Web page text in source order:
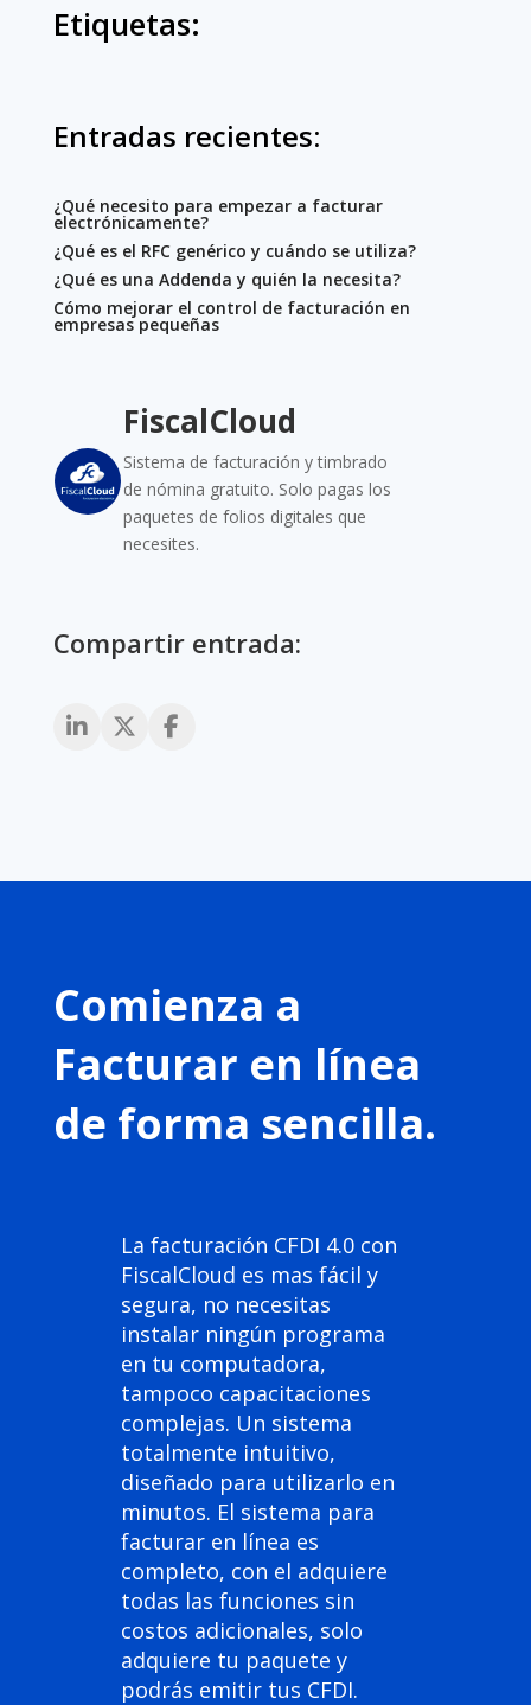
Etiquetas:
Entradas recientes:
¿Qué necesito para empezar a facturar
electrónicamente?
¿Qué es el RFC genérico y cuándo se utiliza?
¿Qué es una Addenda y quién la necesita?
Cómo mejorar el control de facturación en
empresas pequeñas
FiscalCloud
Sistema de facturación y timbrado
de nómina gratuito. Solo pagas los
paquetes de folios digitales que
necesites.
Compartir entrada:
Comienza a
Facturar en línea
de forma sencilla.
La facturación CFDI 4.0 con
FiscalCloud es mas fácil y
segura, no necesitas
instalar ningún programa
en tu computadora,
tampoco capacitaciones
complejas. Un sistema
totalmente intuitivo,
diseñado para utilizarlo en
minutos. El sistema para
facturar en línea es
completo, con el adquiere
todas las funciones sin
costos adicionales, solo
adquiere tu paquete y
podrás emitir tus CFDI.